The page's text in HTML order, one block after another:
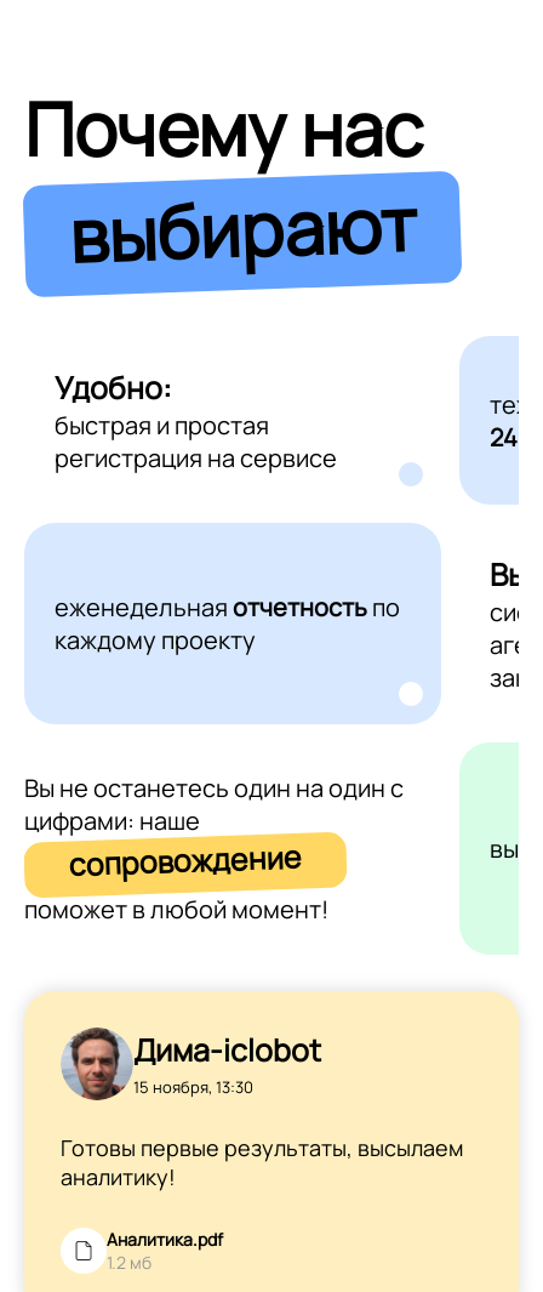
Почему нас
выбирают
Удобно:
быстрая и простая
регистрация на сервисе
24/7
еженедельнаяотчетностьпо
каждому проекту
Вы не останетесь один на один с
цифрами: наше
сопровождение
поможет в любой момент!
Дима-iclobot
15 ноября, 13:30
Готовы первые результаты, высылаем
аналитику!
Аналитика.pdf
1.2 мб